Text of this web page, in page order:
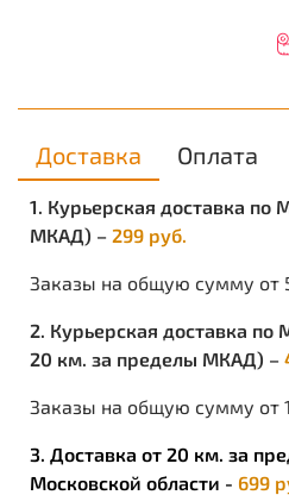
Доставка Оплата
1. Курьерская доставка по
МКАД) – 299 руб.
Заказы на общую сумму от
2. Курьерская доставка по
20 км. за пределы МКАД) –
Заказы на общую сумму от
3. Доставка от 20 км. за
Московской области - 699